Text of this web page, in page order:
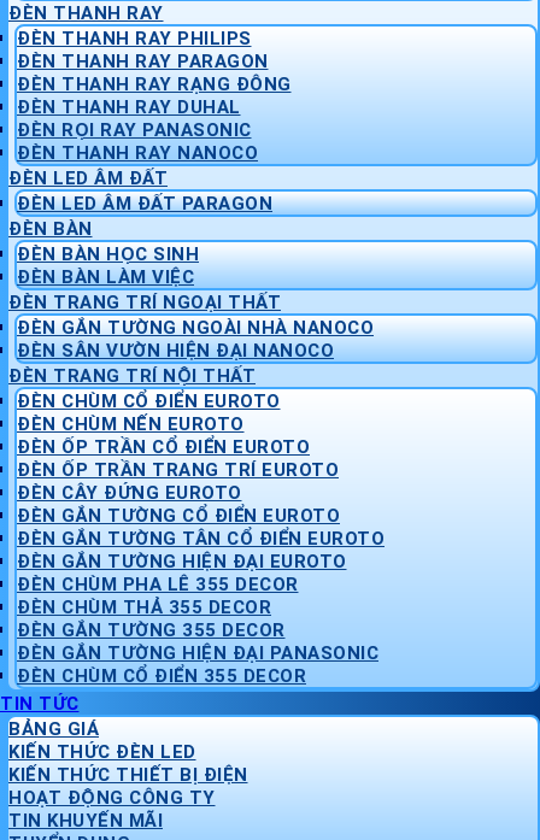
ĐÈN THANH RAY
ĐÈN THANH RAY PHILIPS
ĐÈN THANH RAY PARAGON
ĐÈN THANH RAY RẠNG ĐÔNG
ĐÈN THANH RAY DUHAL
ĐÈN RỌI RAY PANASONIC
ĐÈN THANH RAY NANOCO
ĐÈN LED ÂM ĐẤT
ĐÈN LED ÂM ĐẤT PARAGON
ĐÈN BÀN
ĐÈN BÀN HỌC SINH
ĐÈN BÀN LÀM VIỆC
ĐÈN TRANG TRÍ NGOẠI THẤT
ĐÈN GẮN TƯỜNG NGOÀI NHÀ NANOCO
ĐÈN SÂN VƯỜN HIỆN ĐẠI NANOCO
ĐÈN TRANG TRÍ NỘI THẤT
ĐÈN CHÙM CỔ ĐIỂN EUROTO
ĐÈN CHÙM NẾN EUROTO
ĐÈN ỐP TRẦN CỔ ĐIỂN EUROTO
ĐÈN ỐP TRẦN TRANG TRÍ EUROTO
ĐÈN CÂY ĐỨNG EUROTO
ĐÈN GẮN TƯỜNG CỔ ĐIỂN EUROTO
ĐÈN GẮN TƯỜNG TÂN CỔ ĐIỂN EUROTO
ĐÈN GẮN TƯỜNG HIỆN ĐẠI EUROTO
ĐÈN CHÙM PHA LÊ 355 DECOR
ĐÈN CHÙM THẢ 355 DECOR
ĐÈN GẮN TƯỜNG 355 DECOR
ĐÈN GẮN TƯỜNG HIỆN ĐẠI PANASONIC
ĐÈN CHÙM CỔ ĐIỂN 355 DECOR
TIN TỨC
BẢNG GIÁ
KIẾN THỨC ĐÈN LED
KIẾN THỨC THIẾT BỊ ĐIỆN
HOẠT ĐỘNG CÔNG TY
TIN KHUYẾN MÃI